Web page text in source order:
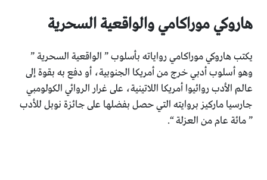
هاروكي موراكامي والواقعية السحرية
يكتب هاروكي موراكامي رواياته بأسلوب ” الواقعية السحرية ”
وهو أسلوب أدبي خرج من أمريكا الجنوبية، أو دفع به بقوة إلى
عالم الأدب روائيوا أمريكا اللاتينية، على غرار الروائي الكولومبي
جارسيا ماركيز بروايته التي حصل بفضلها على جائزة نوبل للأدب
” مائة عام من العزلة “.